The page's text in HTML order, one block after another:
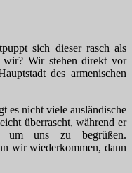
sich dieser rasch als
Wir stehen direkt vor
des armenischen
es nicht viele ausländische
überrascht, während er
um uns zu begrüßen.
wir wiederkommen, dann